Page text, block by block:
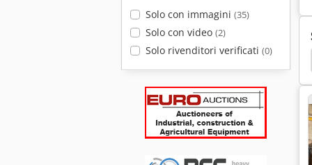
Solo con immagini (35)
Solo con video (2)
Solo rivenditori verificati (0)